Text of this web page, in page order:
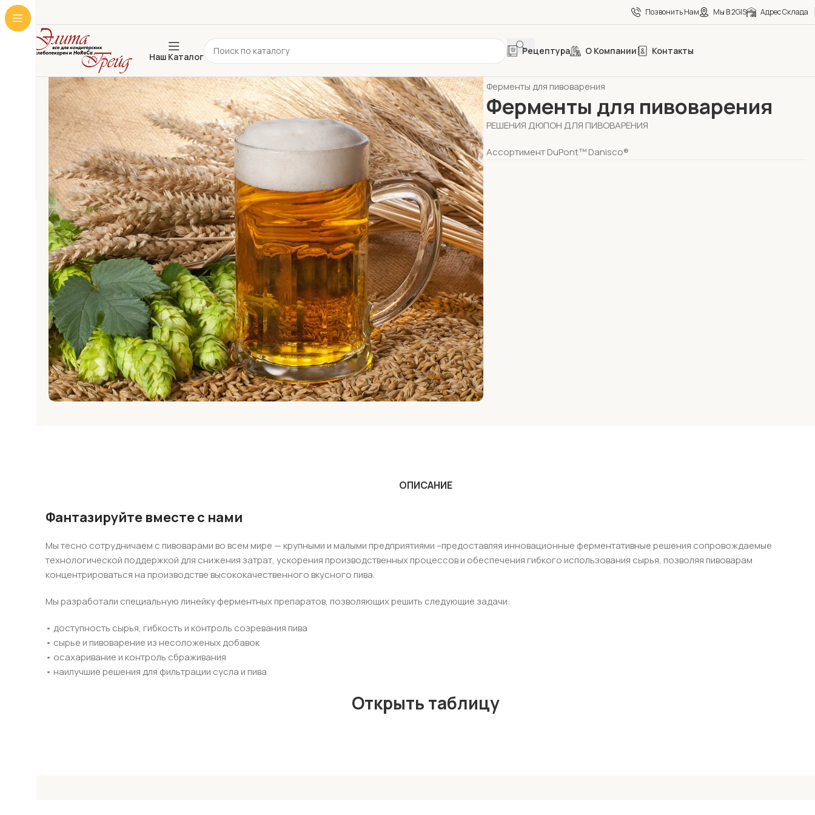
Позвонить Нам Мы В 2GIS Адрес Склада
Наш Каталог
Рецептура О Компании Контакты
Ферменты для пивоварения
Ферменты для пивоварения
РЕШЕНИЯ ДЮПОН ДЛЯ ПИВОВАРЕНИЯ
Ассортимент DuPont™ Danisco®
ОПИСАНИЕ
Фантазируйте вместе с нами
Мы тесно сотрудничаем с пивоварами во всем мире — крупными и малыми предприятиями –предоставляя инновационные ферментативные решения сопровождаемые
технологической поддержкой для снижения затрат, ускорения производственных процессов и обеспечения гибкого использования сырья, позволяя пивоварам
концентрироваться на производстве высококачественного вкусного пива.
Мы разработали специальную линейку ферментных препаратов, позволяющих решить следующие задачи:
• доступность сырья, гибкость и контроль созревания пива
• сырье и пивоварение из несоложеных добавок
• осахаривание и контроль сбраживания
• наилучшие решения для фильтрации сусла и пива
Открыть таблицу